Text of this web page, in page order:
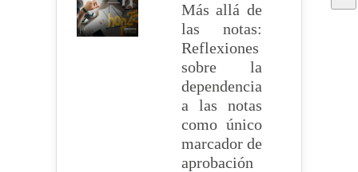
Más allá de
las notas:
Reflexiones
sobre la
dependencia
a las notas
como único
marcador de
aprobación